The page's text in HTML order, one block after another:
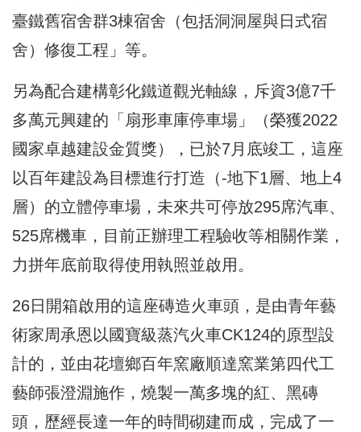
臺鐵舊宿舍群3棟宿舍（包括洞洞屋與日式宿
舍）修復工程」等。
另為配合建構彰化鐵道觀光軸線，斥資3億7千
多萬元興建的「扇形車庫停車場」（榮獲2022
國家卓越建設金質獎），已於7月底竣工，這座
以百年建設為目標進行打造（-地下1層、地上4
層）的立體停車場，未來共可停放295席汽車、
525席機車，目前正辦理工程驗收等相關作業，
力拼年底前取得使用執照並啟用。
26日開箱啟用的這座磚造火車頭，是由青年藝
術家周承恩以國寶級蒸汽火車CK124的原型設
計的，並由花壇鄉百年窯廠順達窯業第四代工
藝師張澄淵施作，燒製一萬多塊的紅、黑磚
頭，歷經長達一年的時間砌建而成，完成了一